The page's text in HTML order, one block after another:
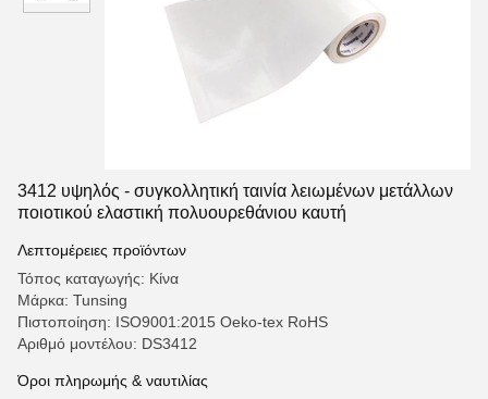
3412 υψηλός - συγκολλητική ταινία λειωμένων μετάλλων
ποιοτικού ελαστική πολυουρεθάνιου καυτή
Λεπτομέρειες προϊόντων
Τόπος καταγωγής: Κίνα
Μάρκα: Tunsing
Πιστοποίηση: ISO9001:2015 Oeko-tex RoHS
Αριθμό μοντέλου: DS3412
Όροι πληρωμής & ναυτιλίας